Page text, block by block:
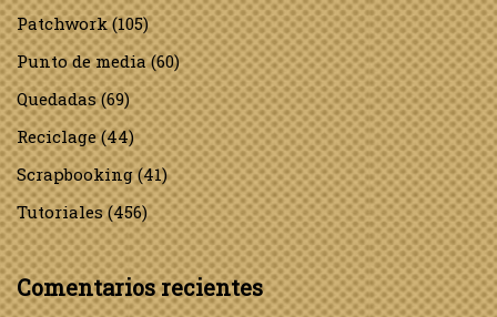
Patchwork(105)
Punto de media(60)
Quedadas(69)
Reciclage(44)
Scrapbooking(41)
Tutoriales(456)
Comentarios recientes